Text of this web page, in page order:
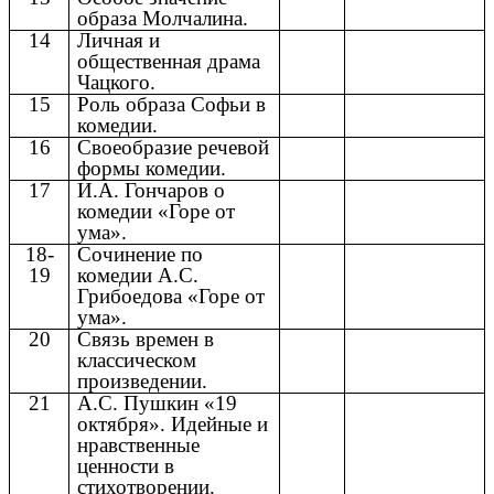
образа Молчалина.
14
Личная и
общественная драма
Чацкого.
15
Роль образа Софьи в
комедии.
16
Своеобразие речевой
формы комедии.
17
И.А. Гончаров о
комедии «Горе от
ума».
18-
19
Сочинение по
комедии А.С.
Грибоедова «Горе от
ума».
20
Связь времен в
классическом
произведении.
21
А.С. Пушкин «19
октября». Идейные и
нравственные
ценности в
стихотворении.